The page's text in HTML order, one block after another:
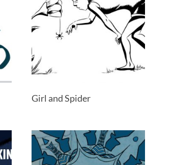
Girl and Spider